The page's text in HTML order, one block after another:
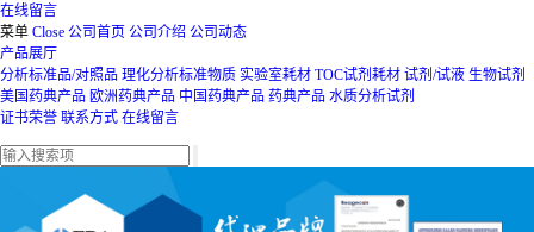
在线留言
菜单 Close 公司首页 公司介绍 公司动态
产品展厅
分析标准品/对照品 理化分析标准物质 实验室耗材 TOC试剂耗材 试剂/试液 生物试剂
美国药典产品 欧洲药典产品 中国药典产品 药典产品 水质分析试剂
证书荣誉 联系方式 在线留言